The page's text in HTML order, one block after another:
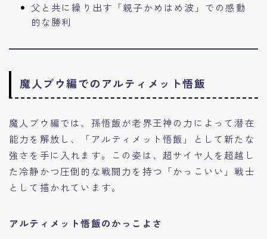
父と共に繰り出す「親子かめはめ波」での感動
的な勝利
魔人ブウ編でのアルティメット悟飯
魔人ブウ編では、孫悟飯が老界王神の力によって潜在
能力を解放し、「アルティメット悟飯」として新たな
強さを手に入れます。この姿は、超サイヤ人を超越し
た冷静かつ圧倒的な戦闘力を持つ「かっこいい」戦士
として描かれています。
アルティメット悟飯のかっこよさ